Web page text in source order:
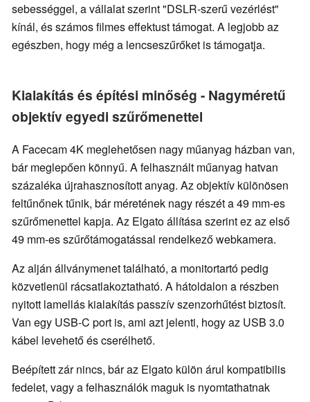
sebességgel, a vállalat szerint "DSLR-szerű vezérlést"
kínál, és számos filmes effektust támogat. A legjobb az
egészben, hogy még a lencseszűrőket is támogatja.
Kialakítás és építési minőség - Nagyméretű
objektív egyedi szűrőmenettel
A Facecam 4K meglehetősen nagy műanyag házban van,
bár meglepően könnyű. A felhasznált műanyag hatvan
százaléka újrahasznosított anyag. Az objektív különösen
feltűnőnek tűnik, bár méretének nagy részét a 49 mm-es
szűrőmenettel kapja. Az Elgato állítása szerint ez az első
49 mm-es szűrőtámogatással rendelkező webkamera.
Az alján állványmenet található, a monitortartó pedig
közvetlenül rácsatlakoztatható. A hátoldalon a részben
nyitott lamellás kialakítás passzív szenzorhűtést biztosít.
Van egy USB-C port is, ami azt jelenti, hogy az USB 3.0
kábel levehető és cserélhető.
Beépített zár nincs, bár az Elgato külön árul kompatibilis
fedelet, vagy a felhasználók maguk is nyomtathatnak